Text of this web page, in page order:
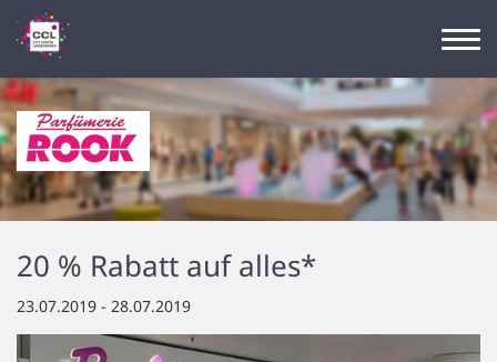
20 % Rabatt auf alles*
23.07.2019 - 28.07.2019